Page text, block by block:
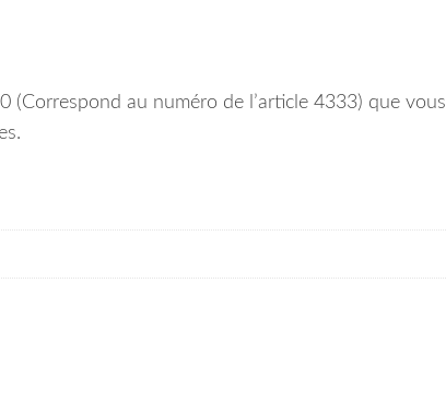
(Correspond au numéro de l’article 4333) que vous